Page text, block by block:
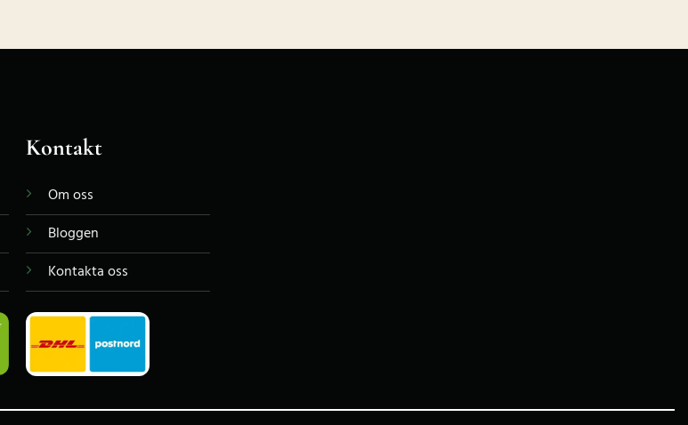
Kontakt
Om oss
Bloggen
Kontakta oss